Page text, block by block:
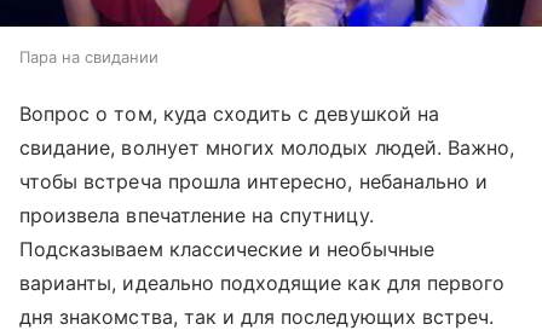
Пара на свидании
Вопрос о том, куда сходить с девушкой на
свидание, волнует многих молодых людей. Важно,
чтобы встреча прошла интересно, небанально и
произвела впечатление на спутницу.
Подсказываем классические и необычные
варианты, идеально подходящие как для первого
дня знакомства, так и для последующих встреч.